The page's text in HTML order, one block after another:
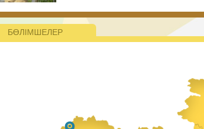
28.01.2021,
#PlasticFreeKazakhstan бағыты
ЮНИСЕФ пен Ұлттық еріктілер
жобасына еріктілерді алуға
басталғанын қуанышпен
БӨЛІМШЕЛЕР